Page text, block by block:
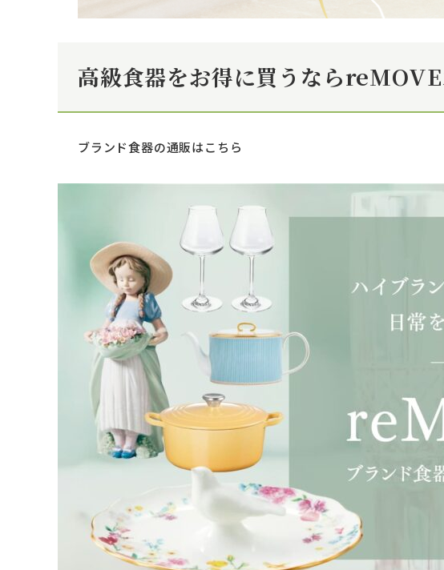
高級食器をお得に買うなら
ブランド食器の通販はこちら